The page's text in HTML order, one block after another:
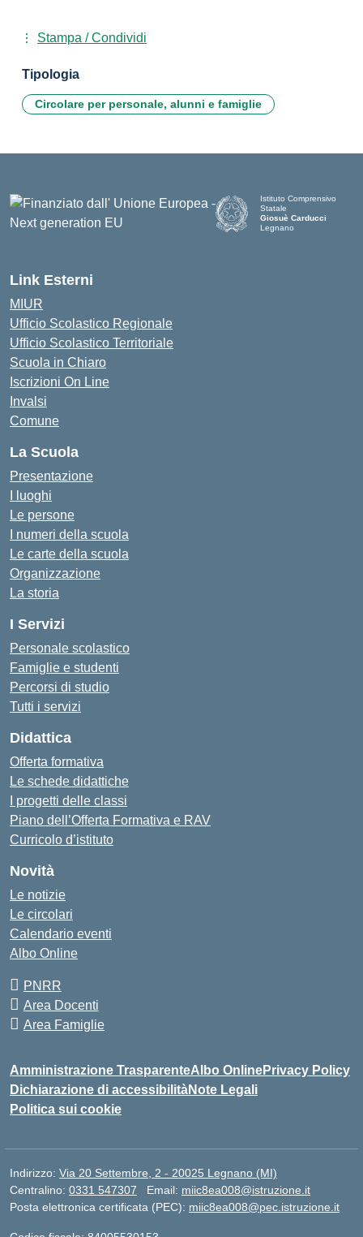
Stampa / Condividi
Tipologia
Circolare per personale, alunni e famiglie
Istituto Comprensivo
Statale
Giosuè Carducci
Legnano
Link Esterni
MIUR
Ufficio Scolastico Regionale
Ufficio Scolastico Territoriale
Scuola in Chiaro
Iscrizioni On Line
Invalsi
Comune
La Scuola
Presentazione
I luoghi
Le persone
I numeri della scuola
Le carte della scuola
Organizzazione
La storia
I Servizi
Personale scolastico
Famiglie e studenti
Percorsi di studio
Tutti i servizi
Didattica
Offerta formativa
Le schede didattiche
I progetti delle classi
Piano dell’Offerta Formativa e RAV
Curricolo d’istituto
Novità
Le notizie
Le circolari
Calendario eventi
Albo Online
PNRR
Area Docenti
Area Famiglie
Amministrazione TrasparenteAlbo OnlinePrivacy Policy
Dichiarazione di accessibilitàNote Legali
Politica sui cookie
Indirizzo: Via 20 Settembre, 2 - 20025 Legnano (MI)
Centralino: 0331 547307 Email: miic8ea008@istruzione.it
Posta elettronica certificata (PEC): miic8ea008@pec.istruzione.it